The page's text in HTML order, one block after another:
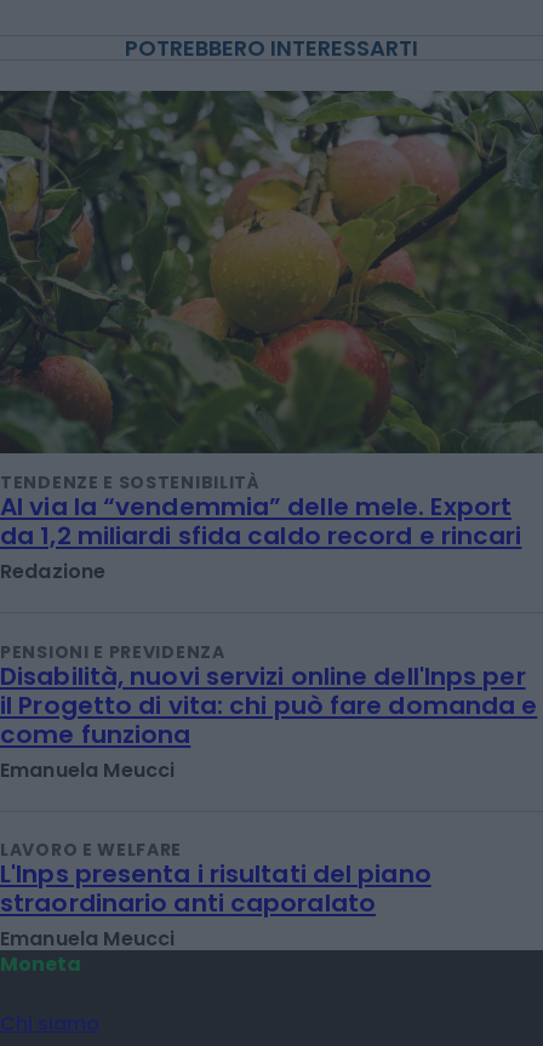
POTREBBERO INTERESSARTI
TENDENZE E SOSTENIBILITÀ
Al via la “vendemmia” delle mele. Export
da 1,2 miliardi sfida caldo record e rincari
Redazione
PENSIONI E PREVIDENZA
Disabilità, nuovi servizi online dell'Inps per
il Progetto di vita: chi può fare domanda e
come funziona
Emanuela Meucci
LAVORO E WELFARE
L'Inps presenta i risultati del piano
straordinario anti caporalato
Emanuela Meucci
Moneta
Chi siamo